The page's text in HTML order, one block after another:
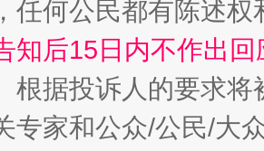
任何公民都有陈述
知后15日内不作出
根据投诉人的要求将
专家和公众/公民/大